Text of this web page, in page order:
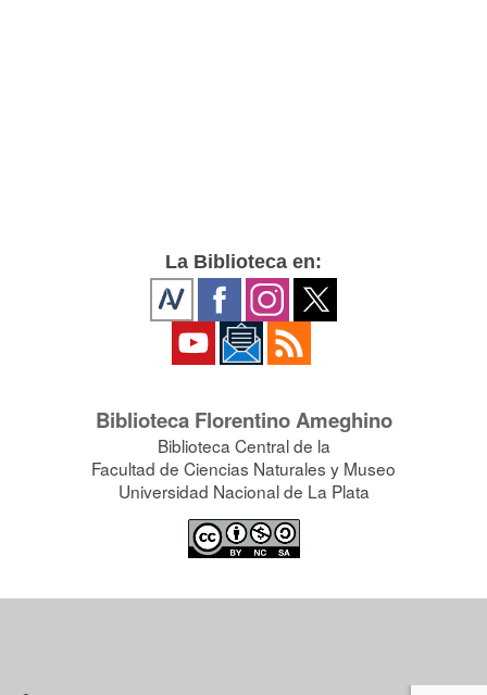
La Biblioteca en:
Biblioteca Florentino Ameghino
Biblioteca Central de la
Facultad de Ciencias Naturales y Museo
Universidad Nacional de La Plata